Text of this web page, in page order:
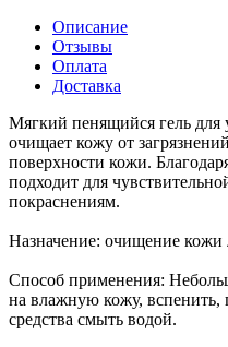
Описание
Отзывы
Оплата
Доставка
Мягкий пенящийся гель
очищает кожу от
поверхности кожи.
подходит для
покраснениям.
Назначение: очищение кожи
Способ применения:
на влажную кожу, вспенить,
средства смыть водой.